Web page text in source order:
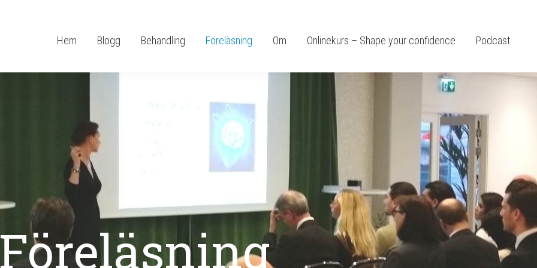
Hem Blogg Behandling Föreläsning Om Onlinekurs – Shape your confidence Podcast
Föreläsning